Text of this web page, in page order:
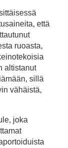
että
ruoasta,
altistanut
sillä
vähäistä,
joka